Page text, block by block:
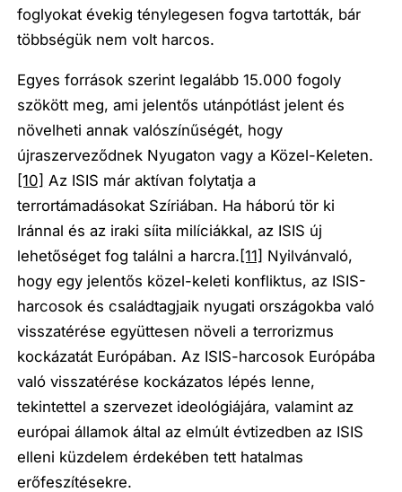
foglyokat évekig ténylegesen fogva tartották, bár
többségük nem volt harcos.
Egyes források szerint legalább 15.000 fogoly
szökött meg, ami jelentős utánpótlást jelent és
növelheti annak valószínűségét, hogy
újraszerveződnek Nyugaton vagy a Közel-Keleten.
[10] Az ISIS már aktívan folytatja a
terrortámadásokat Szíriában. Ha háború tör ki
Iránnal és az iraki síita milíciákkal, az ISIS új
lehetőséget fog találni a harcra. [11] Nyilvánvaló,
hogy egy jelentős közel-keleti konfliktus, az ISIS-
harcosok és családtagjaik nyugati országokba való
visszatérése együttesen növeli a terrorizmus
kockázatát Európában. Az ISIS-harcosok Európába
való visszatérése kockázatos lépés lenne,
tekintettel a szervezet ideológiájára, valamint az
európai államok által az elmúlt évtizedben az ISIS
elleni küzdelem érdekében tett hatalmas
erőfeszítésekre.